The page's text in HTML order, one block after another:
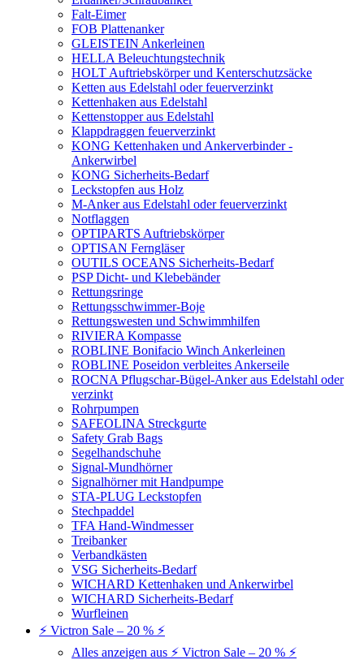
Falt-Eimer
FOB Plattenanker
GLEISTEIN Ankerleinen
HELLA Beleuchtungstechnik
HOLT Auftriebskörper und Kenterschutzsäcke
Ketten aus Edelstahl oder feuerverzinkt
Kettenhaken aus Edelstahl
Kettenstopper aus Edelstahl
Klappdraggen feuerverzinkt
KONG Kettenhaken und Ankerverbinder -
Ankerwirbel
KONG Sicherheits-Bedarf
Leckstopfen aus Holz
M-Anker aus Edelstahl oder feuerverzinkt
Notflaggen
OPTIPARTS Auftriebskörper
OPTISAN Ferngläser
OUTILS OCEANS Sicherheits-Bedarf
PSP Dicht- und Klebebänder
Rettungsringe
Rettungsschwimmer-Boje
Rettungswesten und Schwimmhilfen
RIVIERA Kompasse
ROBLINE Bonifacio Winch Ankerleinen
ROBLINE Poseidon verbleites Ankerseile
ROCNA Pflugschar-Bügel-Anker aus Edelstahl oder
verzinkt
Rohrpumpen
SAFEOLINA Streckgurte
Safety Grab Bags
Segelhandschuhe
Signal-Mundhörner
Signalhörner mit Handpumpe
STA-PLUG Leckstopfen
Stechpaddel
TFA Hand-Windmesser
Treibanker
Verbandkästen
VSG Sicherheits-Bedarf
WICHARD Kettenhaken und Ankerwirbel
WICHARD Sicherheits-Bedarf
Wurfleinen
⚡ Victron Sale – 20 % ⚡
Alles anzeigen aus ⚡ Victron Sale – 20 % ⚡